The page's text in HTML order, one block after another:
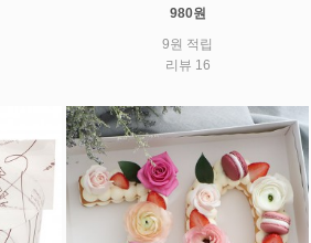
980원
9원 적립
리뷰 16